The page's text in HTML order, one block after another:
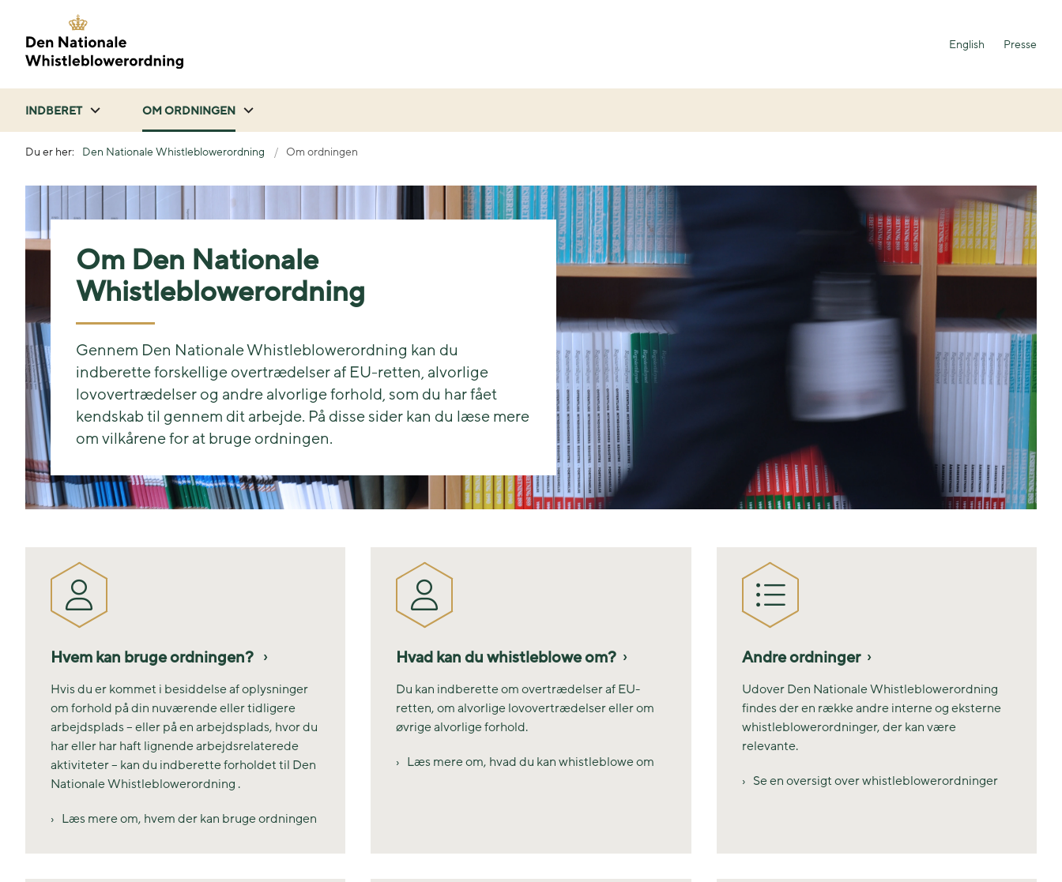
English Presse
INDBERET OM ORDNINGEN
Du er her: Den Nationale Whistleblowerordning Om ordningen
Om Den Nationale
Whistleblowerordning
Gennem Den Nationale Whistleblowerordning kan du
indberette forskellige overtrædelser af EU-retten, alvorlige
lovovertrædelser og andre alvorlige forhold, som du har fået
kendskab til gennem dit arbejde. På disse sider kan du læse mere
om vilkårene for at bruge ordningen.
Hvem kan bruge ordningen?
Hvis du er kommet i besiddelse af oplysninger
om forhold på din nuværende eller tidligere
arbejdsplads – eller på en arbejdsplads, hvor du
har eller har haft lignende arbejdsrelaterede
aktiviteter – kan du indberette forholdet til Den
Nationale Whistleblowerordning .
Læs mere om, hvem der kan bruge ordningen
Hvad kan du whistleblowe om?
Du kan indberette om overtrædelser af EU-
retten, om alvorlige lovovertrædelser eller om
øvrige alvorlige forhold.
Læs mere om, hvad du kan whistleblowe om
Andre ordninger
Udover Den Nationale Whistleblowerordning
findes der en række andre interne og eksterne
whistleblowerordninger, der kan være
relevante.
Se en oversigt over whistleblowerordninger